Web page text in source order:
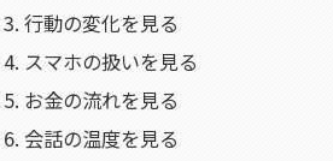
行動の変化を見る
スマホの扱いを見る
お金の流れを見る
会話の温度を見る